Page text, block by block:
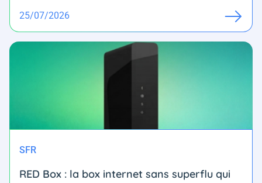
25/07/2026
SFR
RED Box : la box internet sans superflu qui